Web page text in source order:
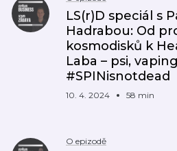
LS(r)D speciál s
Hadrabou: Od
kosmodisků k
Laba – psi,
#SPINisnotdead
10. 4. 2024 58 min
O epizodě